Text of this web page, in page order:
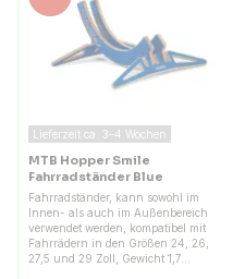
Lieferzeit ca. 3–4 Wochen
MTB Hopper Smile
Fahrradständer Blue
Fahrradständer, kann sowohl im
Innen- als auch im Außenbereich
verwendet werden, kompatibel mit
Fahrrädern in den Größen 24, 26,
27,5 und 29 Zoll, Gewicht 1,7…